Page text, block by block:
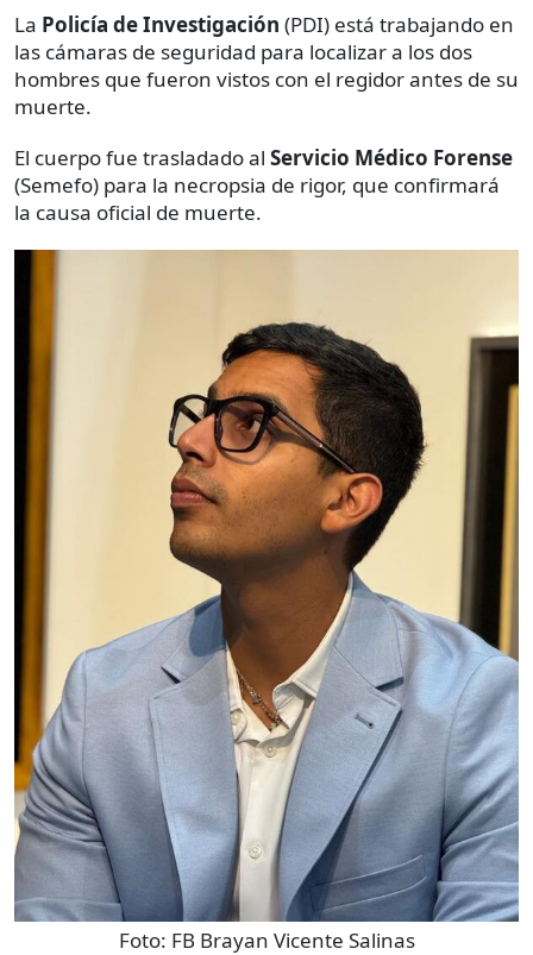
La Policía de Investigación (PDI) está trabajando en
las cámaras de seguridad para localizar a los dos
hombres que fueron vistos con el regidor antes de su
muerte.
El cuerpo fue trasladado al Servicio Médico Forense
(Semefo) para la necropsia de rigor, que confirmará
la causa oficial de muerte.
Foto: FB Brayan Vicente Salinas